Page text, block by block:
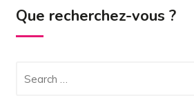
Que recherchez-vous ?